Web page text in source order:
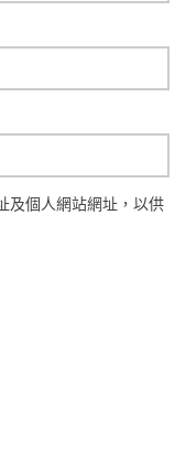
及個人網站網址，以供